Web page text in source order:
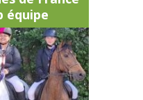
équipe